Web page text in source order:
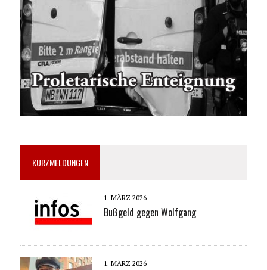
KURZMELDUNGEN
1. MÄRZ 2026
Bußgeld gegen Wolfgang
1. MÄRZ 2026